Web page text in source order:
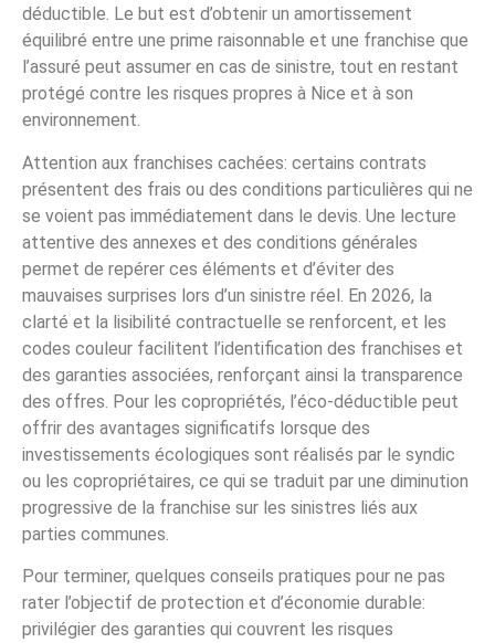
déductible. Le but est d’obtenir un amortissement
équilibré entre une prime raisonnable et une franchise que
l’assuré peut assumer en cas de sinistre, tout en restant
protégé contre les risques propres à Nice et à son
environnement.
Attention aux franchises cachées: certains contrats
présentent des frais ou des conditions particulières qui ne
se voient pas immédiatement dans le devis. Une lecture
attentive des annexes et des conditions générales
permet de repérer ces éléments et d’éviter des
mauvaises surprises lors d’un sinistre réel. En 2026, la
clarté et la lisibilité contractuelle se renforcent, et les
codes couleur facilitent l’identification des franchises et
des garanties associées, renforçant ainsi la transparence
des offres. Pour les copropriétés, l’éco-déductible peut
offrir des avantages significatifs lorsque des
investissements écologiques sont réalisés par le syndic
ou les copropriétaires, ce qui se traduit par une diminution
progressive de la franchise sur les sinistres liés aux
parties communes.
Pour terminer, quelques conseils pratiques pour ne pas
rater l’objectif de protection et d’économie durable:
privilégier des garanties qui couvrent les risques